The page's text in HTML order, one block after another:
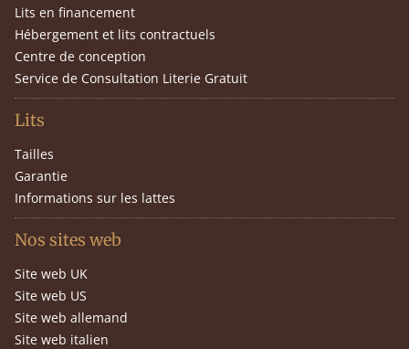
Lits en financement
Hébergement et lits contractuels
Centre de conception
Service de Consultation Literie Gratuit
Lits
Tailles
Garantie
Informations sur les lattes
Nos sites web
Site web UK
Site web US
Site web allemand
Site web italien